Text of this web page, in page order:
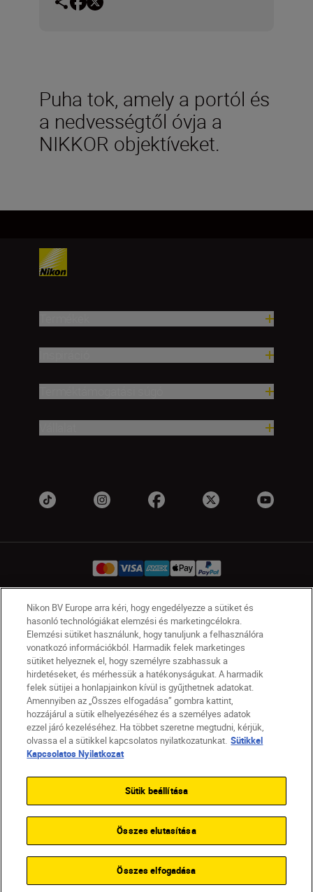
Puha tok, amely a portól és
a nedvességtől óvja a
NIKKOR objektíveket.
HU Nikon Sites
Lépjen kapcsolatba velünk
Adatvédelmi nyilatkozat
Jogi nyilatkozat
Nikon Store szerződési feltételek
Sütikkel kapcsolatos nyilatkozat
Akadálymentesség
Sütikre vonatkozó beállítások
© 2026 Nikon
Nikon BV Europe arra kéri, hogy engedélyezze a sütiket és
hasonló technológiákat elemzési és marketingcélokra.
Elemzési sütiket használunk, hogy tanuljunk a felhasználóra
vonatkozó információkból. Harmadik felek marketinges
sütiket helyeznek el, hogy személyre szabhassuk a
hirdetéseket, és mérhessük a hatékonyságukat. A harmadik
felek sütijei a honlapjainkon kívül is gyűjthetnek adatokat.
Amennyiben az „Összes elfogadása” gombra kattint,
hozzájárul a sütik elhelyezéséhez és a személyes adatok
ezzel járó kezeléséhez. Ha többet szeretne megtudni, kérjük,
olvassa el a sütikkel kapcsolatos nyilatkozatunkat. Sütikkel
Kapcsolatos Nyilatkozat
Sütik beállítása
Összes elutasítása
Összes elfogadása